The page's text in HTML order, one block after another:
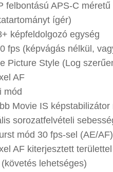
felbontású APS-C
ígér)
képfeldolgozó egység
fps (képvágás nélkül,
Picture Style (Log
AF
mód
Movie IS
sorozatfelvételi
mód 30 fps-sel (AE/AF)
AF kiterjesztett területtel
lehetséges)